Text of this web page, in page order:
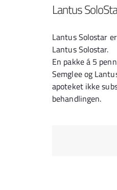
Lantus
Lantus Solostar
Lantus Solostar.
En pakke á 5
Semglee og
apoteket ikke
behandlingen.